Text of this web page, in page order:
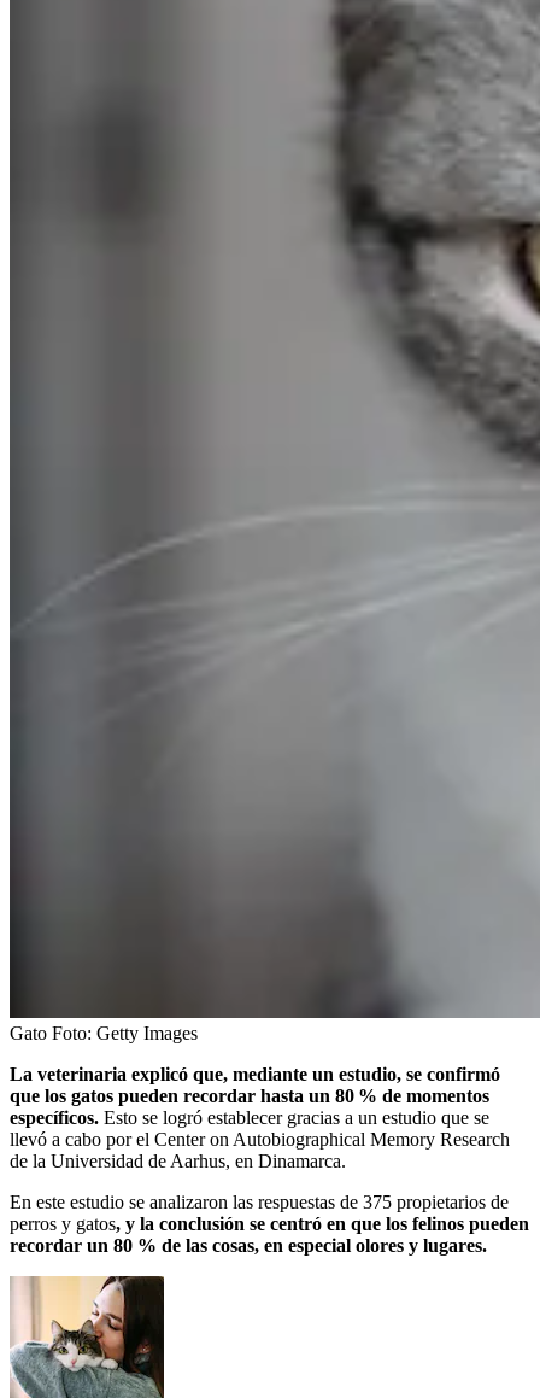
Gato Foto: Getty Images
La veterinaria explicó que, mediante un estudio, se confirmó
que los gatos pueden recordar hasta un 80 % de momentos
específicos. Esto se logró establecer gracias a un estudio que se
llevó a cabo por el Center on Autobiographical Memory Research
de la Universidad de Aarhus, en Dinamarca.
En este estudio se analizaron las respuestas de 375 propietarios de
perros y gatos, y la conclusión se centró en que los felinos pueden
recordar un 80 % de las cosas, en especial olores y lugares.